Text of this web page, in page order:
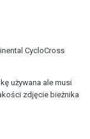
CycloCross
używana ale musi
zdjęcie bieżnika